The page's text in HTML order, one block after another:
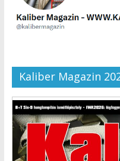
Kaliber Magazin